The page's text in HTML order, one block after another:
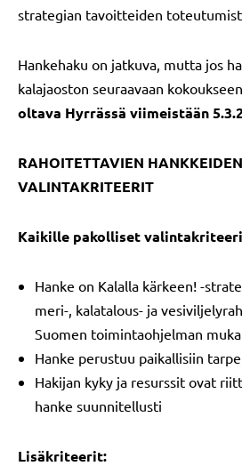
strategian tavoitteiden
Hankehaku on jatkuva, mutta jos
kalajaoston seuraavaan
oltava Hyrrässä viimeistään
RAHOITETTAVIEN HANKKEIDEN
VALINTAKRITEERIT
Kaikille pakolliset
Hanke on Kalalla kärkeen! -
meri-, kalatalous- ja
Suomen toimintaohjelman
Hanke perustuu paikallisiin
Hakijan kyky ja resurssit ovat
hanke suunnitellusti
Lisäkriteerit: